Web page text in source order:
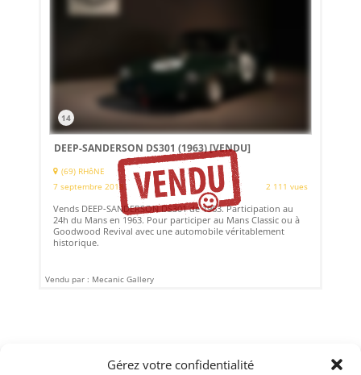
Gérez votre confidentialité
14
DEEP-SANDERSON DS301 (1963)[VENDU]
(69) RHôNE
7 septembre 2018
2 111 vues
Vends DEEP-SANDERSON DS301 de 1963. Participation au
24h du Mans en 1963. Pour participer au Mans Classic ou à
Goodwood Revival avec une automobile véritablement
historique.
Vendu par : Mecanic Gallery